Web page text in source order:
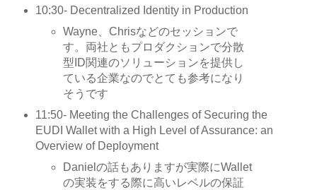
10:30- Decentralized Identity in Production
Wayne、Chrisなどのセッションで
す。両社ともプロダクションで分散
型ID関連のソリューションを提供し
ている企業なのでとても参考になり
そうです
11:50- Meeting the Challenges of Securing the
EUDI Wallet with a High Level of Assurance: an
Overview of Deployment
Danielの話もありますが実際にWallet
の実装をする際に高いレベルの保証